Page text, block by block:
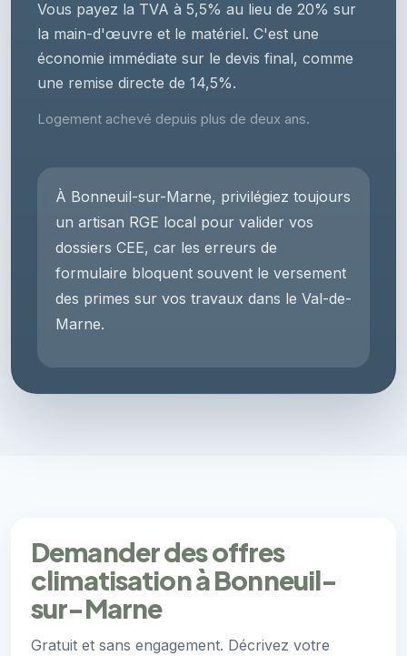
Vous payez la TVA à 5,5% au lieu de 20% sur
la main-d'œuvre et le matériel. C'est une
économie immédiate sur le devis final, comme
une remise directe de 14,5%.
Logement achevé depuis plus de deux ans.
À Bonneuil-sur-Marne, privilégiez toujours
un artisan RGE local pour valider vos
dossiers CEE, car les erreurs de
formulaire bloquent souvent le versement
des primes sur vos travaux dans le Val-de-
Marne.
Demander des offres
climatisation à Bonneuil-
sur-Marne
Gratuit et sans engagement. Décrivez votre